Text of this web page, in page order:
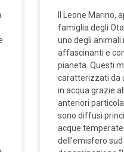
Il Leone Marino,
famiglia degli
uno degli animali
affascinanti e
pianeta. Questi
caratterizzati da
in acqua grazie
anteriori
sono diffusi
acque
dell’emisfero